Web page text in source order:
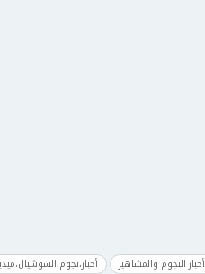
أخبار النجوم والمشاهير